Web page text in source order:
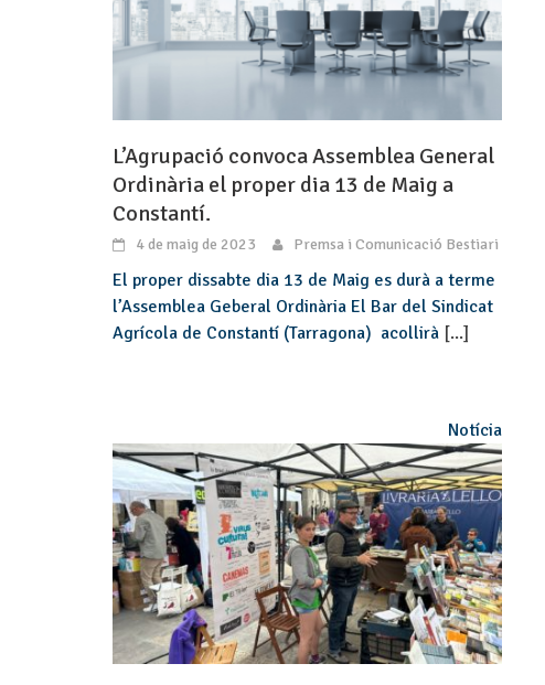
L’Agrupació convoca Assemblea General
Ordinària el proper dia 13 de Maig a
Constantí.
4 de maig de 2023 Premsa i Comunicació Bestiari
El proper dissabte dia 13 de Maig es durà a terme
l’Assemblea Geberal Ordinària El Bar del Sindicat
Agrícola de Constantí (Tarragona) acollirà [...]
Notícia